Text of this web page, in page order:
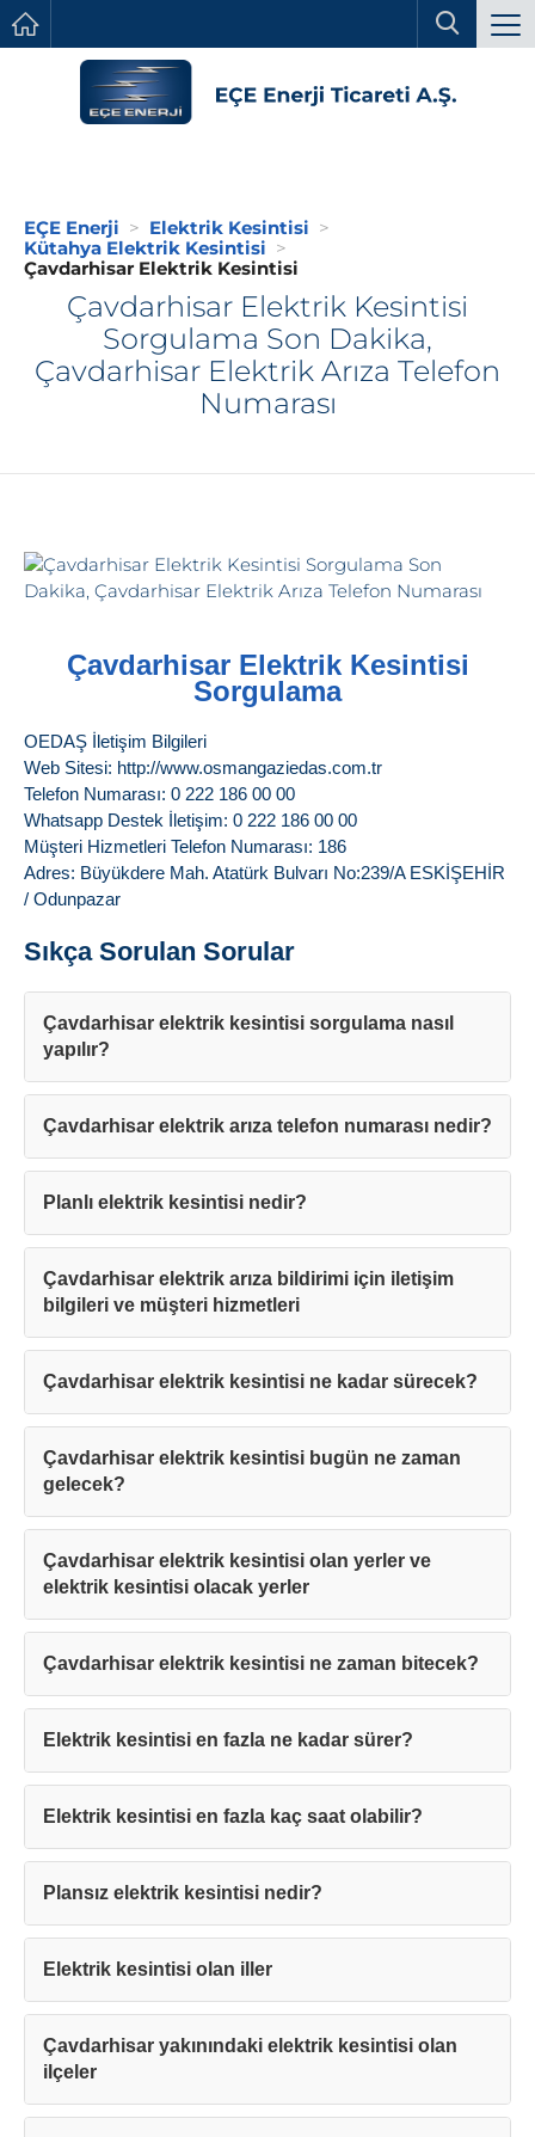
EÇE Enerji
Elektrik Kesintisi
Kütahya Elektrik Kesintisi
Çavdarhisar Elektrik Kesintisi
Çavdarhisar Elektrik Kesintisi
Sorgulama Son Dakika,
Çavdarhisar Elektrik Arıza Telefon
Numarası
Çavdarhisar Elektrik Kesintisi
Sorgulama
OEDAŞ İletişim Bilgileri
Web Sitesi: http://www.osmangaziedas.com.tr
Telefon Numarası: 0 222 186 00 00
Whatsapp Destek İletişim: 0 222 186 00 00
Müşteri Hizmetleri Telefon Numarası: 186
Adres: Büyükdere Mah. Atatürk Bulvarı No:239/A ESKİŞEHİR
/ Odunpazar
Sıkça Sorulan Sorular
Çavdarhisar elektrik kesintisi sorgulama nasıl
yapılır?
Çavdarhisar elektrik arıza telefon numarası nedir?
Planlı elektrik kesintisi nedir?
Çavdarhisar elektrik arıza bildirimi için iletişim
bilgileri ve müşteri hizmetleri
Çavdarhisar elektrik kesintisi ne kadar sürecek?
Çavdarhisar elektrik kesintisi bugün ne zaman
gelecek?
Çavdarhisar elektrik kesintisi olan yerler ve
elektrik kesintisi olacak yerler
Çavdarhisar elektrik kesintisi ne zaman bitecek?
Elektrik kesintisi en fazla ne kadar sürer?
Elektrik kesintisi en fazla kaç saat olabilir?
Plansız elektrik kesintisi nedir?
Elektrik kesintisi olan iller
Çavdarhisar yakınındaki elektrik kesintisi olan
ilçeler
Teşekkürler!
Mesajınız başarıyla ulaştırıldı. En kısa
sürede sizinle iletişime geçilecektir.
Kapat